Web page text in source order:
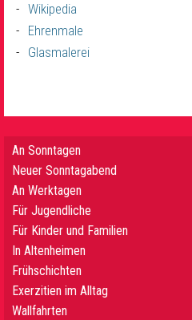
Wikipedia
Ehrenmale
Glasmalerei
An Sonntagen
Neuer Sonntagabend
An Werktagen
Für Jugendliche
Für Kinder und Familien
In Altenheimen
Frühschichten
Exerzitien im Alltag
Wallfahrten